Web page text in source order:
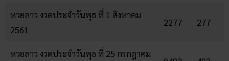
หวยลาว งวดประจำวันพุธ ที่ 1 สิงหาคม
2561
2277 277
หวยลาว งวดประจำวันพุธ ที่ 25 กรกฎาคม